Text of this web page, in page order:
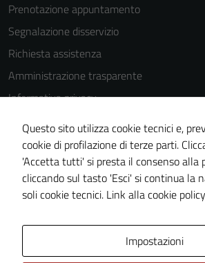
Prenotazione appuntamento
Segnalazione disservizio
Richiesta assistenza
Amministrazione trasparente
Informativa privacy
Cookie Policy
Note legali
Dichiarazione di accessibilità
Piano di miglioramento del sito
Questo sito utilizza cookie tecnici e,
cookie di profilazione di terze parti.
'Accetta tutti' si presta il consenso alla
cliccando sul tasto 'Esci' si continua la
soli cookie tecnici. Link alla cookie policy
Impostazioni